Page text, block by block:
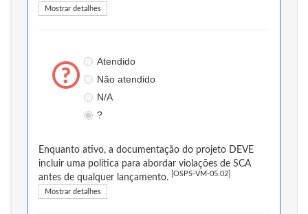
Mostrar detalhes
Atendido
Não atendido
N/A
?
Enquanto ativo, a documentação do projeto DEVE
incluir uma política para abordar violações de SCA
antes de qualquer lançamento.
[OSPS-VM-05.02]
Mostrar detalhes